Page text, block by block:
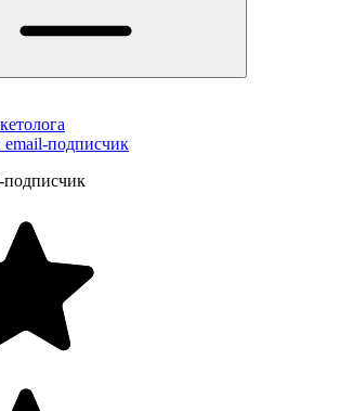
подписчик